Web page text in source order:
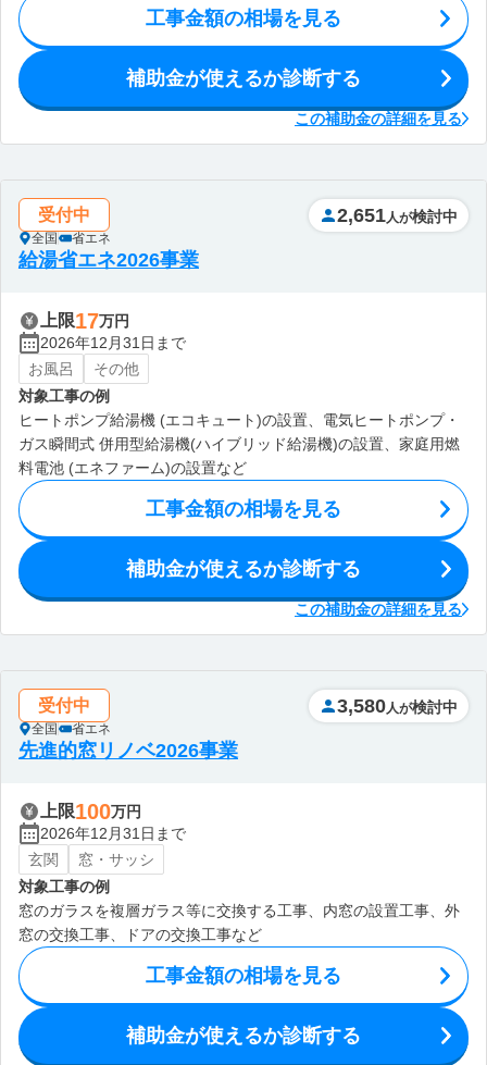
工事金額の相場を見る
補助金が使えるか診断する
この補助金の詳細を見る
受付中
全国 省エネ
2,651 人が検討中
給湯省エネ2026事業
上限17万円
2026年12月31日まで
お風呂
その他
対象工事の例
ヒートポンプ給湯機 (エコキュート)の設置、電気ヒートポンプ・
ガス瞬間式 併用型給湯機(ハイブリッド給湯機)の設置、家庭用燃
料電池 (エネファーム)の設置など
工事金額の相場を見る
補助金が使えるか診断する
この補助金の詳細を見る
受付中
全国 省エネ
3,580 人が検討中
先進的窓リノベ2026事業
上限100万円
2026年12月31日まで
玄関
窓・サッシ
対象工事の例
窓のガラスを複層ガラス等に交換する工事、内窓の設置工事、外
窓の交換工事、ドアの交換工事など
工事金額の相場を見る
補助金が使えるか診断する